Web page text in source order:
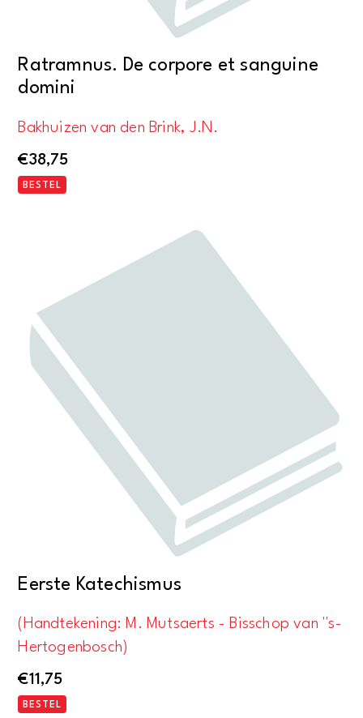
Ratramnus. De corpore et sanguine
domini
Bakhuizen van den Brink, J.N.
€38,75
BESTEL
Eerste Katechismus
(Handtekening: M. Mutsaerts - Bisschop van ''s-
Hertogenbosch)
€11,75
BESTEL